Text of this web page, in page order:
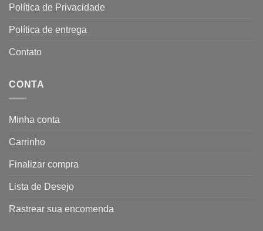
Política de Privacidade
Política de entrega
Contato
CONTA
Minha conta
Carrinho
Finalizar compra
Lista de Desejo
Rastrear sua encomenda